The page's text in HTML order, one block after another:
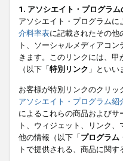
1. アソシエイト・プログラム
アソシエイト・プログラムに
介料率表に記載されたその他
ト、ソーシャルメディアコ
きます。このリンクには、甲
（以下「特別リンク 」といい
お客様が特別リンクのクリ
アソシエイト・プログラム紹
によるこれらの商品および
ト、ウィジェット、リンク
他の情報（以下「プログラム
トで提供される、商品に関